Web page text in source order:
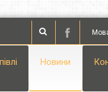
Новини